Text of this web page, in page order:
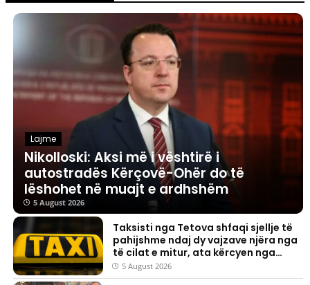
kërcyen nga vetura
heshtin
Lajme
Nikolloski: Aksi më i vështirë i
autostradës Kërçovë-Ohër do të
lëshohet në muajt e ardhshëm
5 August 2026
Taksisti nga Tetova shfaqi sjellje të
pahijshme ndaj dy vajzave njëra nga
të cilat e mitur, ata kërcyen nga
vetura
5 August 2026